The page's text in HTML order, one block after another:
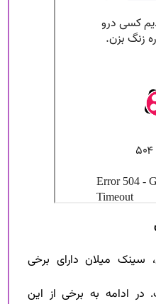
میلان دارای برخی
در ادامه به برخی از این